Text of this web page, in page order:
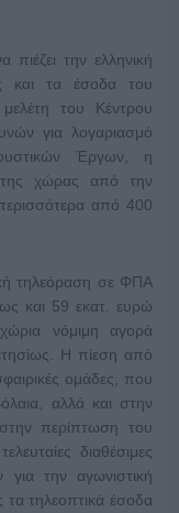
πιέζει την ελληνική
και τα έσοδα του
του Κέντρου
για λογαριασμό
Έργων, η
χώρας από την
περισσότερα από 400
τηλεόραση σε ΦΠΑ
και 59 εκατ. ευρώ
νόμιμη αγορά
Η πίεση από
ομάδες, που
αλλά και στην
περίπτωση του
διαθέσιμες
για την αγωνιστική
τηλεοπτικά έσοδα